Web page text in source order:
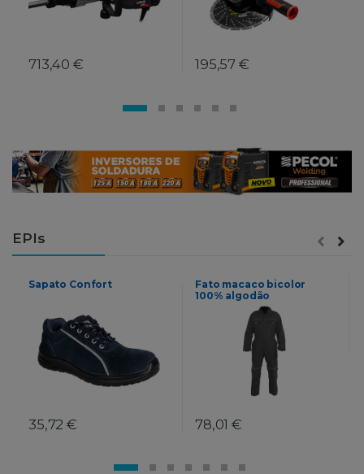
713,40 € 195,57 €
EPIs
Sapato Confort
35,72 €
Fato macaco bicolor
100% algodão
78,01 €